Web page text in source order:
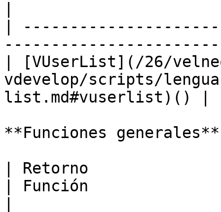
|
| [VUserList](/26/
vdevelop/scripts/
list.md#vuserlist)() |
**Funciones generales**
| Retorno
| Función